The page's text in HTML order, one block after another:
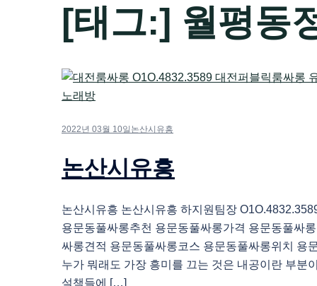
[태그:] 월평동
2022년 03월 10일 논산시유흥
논산시유흥
논산시유흥 논산시유흥 하지원팀장
용문동풀싸롱추천 용문동풀싸롱가격 용문동풀싸
싸롱견적 용문동풀싸롱코스 용문동풀싸롱위치 용
누가 뭐래도 가장 흥미를 끄는 것은 내공이란 부분
설책들에 […]